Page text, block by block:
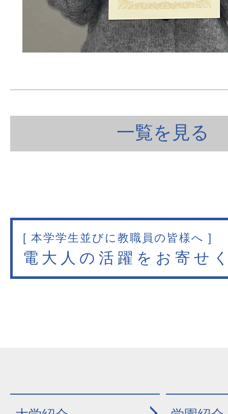
一覧を見る
[ 本学学生並びに教職員の皆様へ ]
電大人の活躍をお寄せ